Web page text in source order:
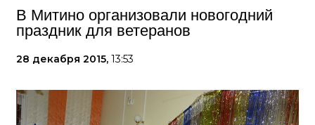
В Митино организовали новогодний
праздник для ветеранов
28 декабря 2015, 13:53